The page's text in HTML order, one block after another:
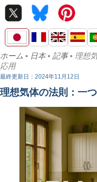
ホーム • 日本• 記事• 理想
応用
最終更新日：2024年11月12日
理想気体の法則：一